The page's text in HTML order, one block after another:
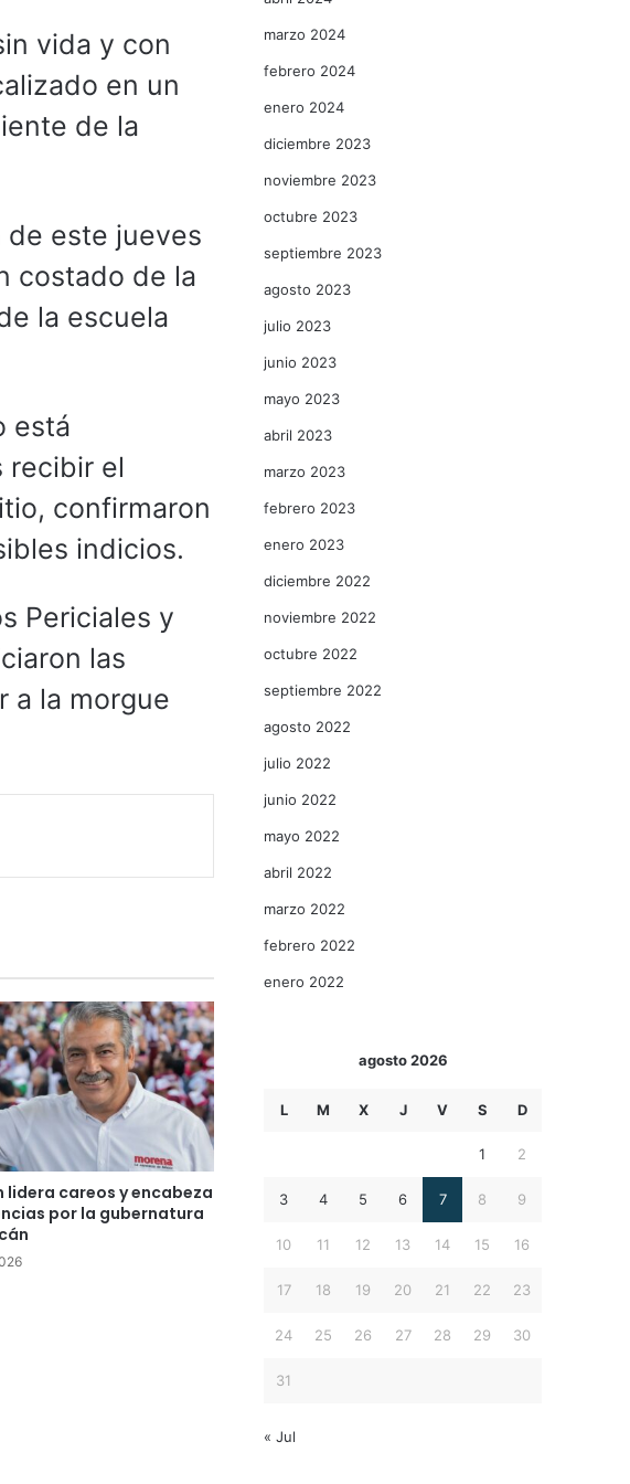
vida y con
en un
de la
de este jueves
costado de la
la escuela
está
recibir el
confirmaron
indicios.
Periciales y
las
a la morgue
lidera careos y encabeza
por la gubernatura
marzo 2024
febrero 2024
enero 2024
diciembre 2023
noviembre 2023
octubre 2023
septiembre 2023
agosto 2023
julio 2023
junio 2023
mayo 2023
abril 2023
marzo 2023
febrero 2023
enero 2023
diciembre 2022
noviembre 2022
octubre 2022
septiembre 2022
agosto 2022
julio 2022
junio 2022
mayo 2022
abril 2022
marzo 2022
febrero 2022
enero 2022
agosto 2026
L M X J V S D
1 2
3 4 5 6 7 8 9
10 11 12 13 14 15 16
17 18 19 20 21 22 23
24 25 26 27 28 29 30
31
« Jul